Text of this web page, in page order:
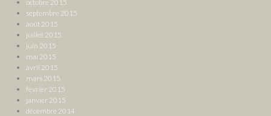
octobre 2015
septembre 2015
août 2015
juillet 2015
juin 2015
mai 2015
avril 2015
mars 2015
février 2015
janvier 2015
décembre 2014